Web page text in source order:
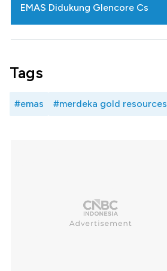
EMAS Didukung Glencore Cs
Tags
#emas #merdeka gold resources